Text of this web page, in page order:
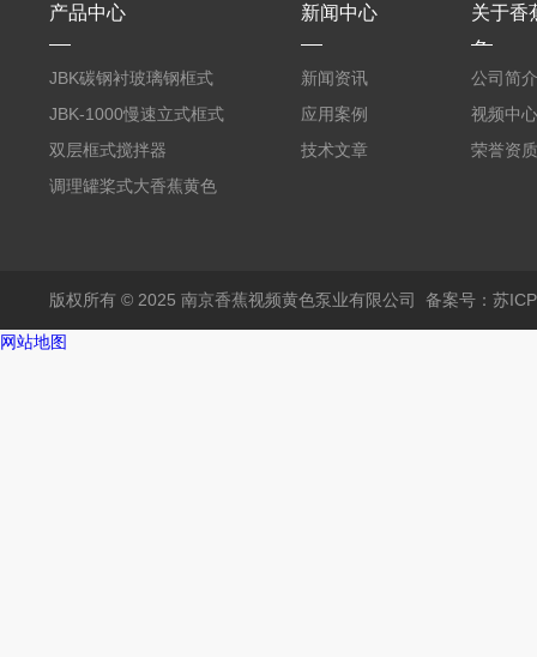
产品中心
JBK碳钢衬玻璃钢框式
大香蕉黄色电影
JBK-1000慢速立式框式
大香蕉黄色电影
双层框式搅拌器
调理罐桨式大香蕉黄色
新闻中心
新闻资讯
应用案例
技术文章
关于香
色
公司简介
视频中心
荣誉资质
版权所有 © 2025 南京香蕉视频黄色泵业有限公司 备案号：苏
网站地图